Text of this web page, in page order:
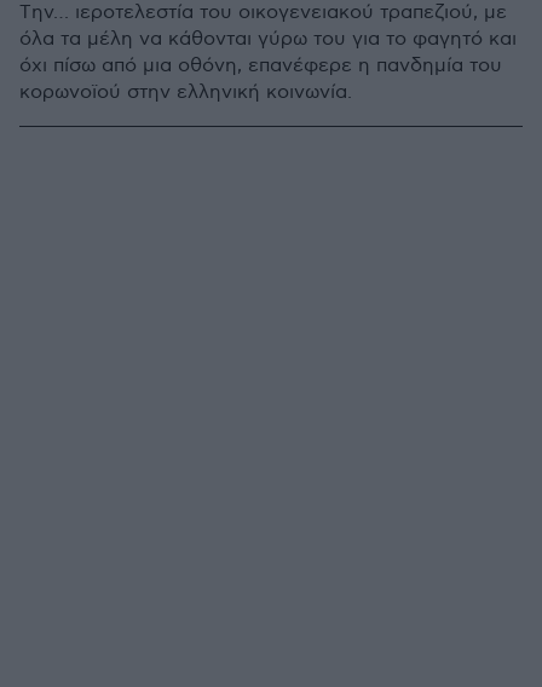
Tην… ιεροτελεστία του οικογενειακού τραπεζιού, με
όλα τα μέλη να κάθονται γύρω του για το φαγητό και
όχι πίσω από μια οθόνη, επανέφερε η πανδημία του
κορωνοϊού στην ελληνική κοινωνία.